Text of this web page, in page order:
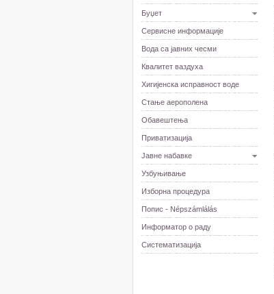
Буџет
Сервисне информације
Вода са јавних чесми
Квалитет ваздуха
Хигијенска исправност воде
Стање аерополена
Обавештења
Приватизација
Јавне набавке
Узбуњивање
Изборна процедура
Попис - Népszámlálás
Информатор о раду
Систематизација